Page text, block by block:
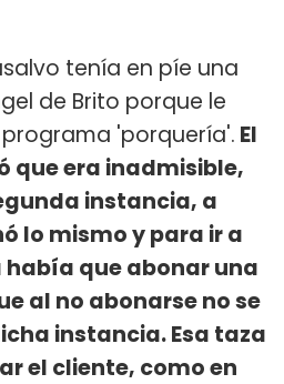
tenía en píe una
de Brito porque le
'porquería'. El
que era inadmisible,
instancia, a
lo mismo y para ir a
había que abonar una
al no abonarse no se
instancia. Esa taza
el cliente, como en